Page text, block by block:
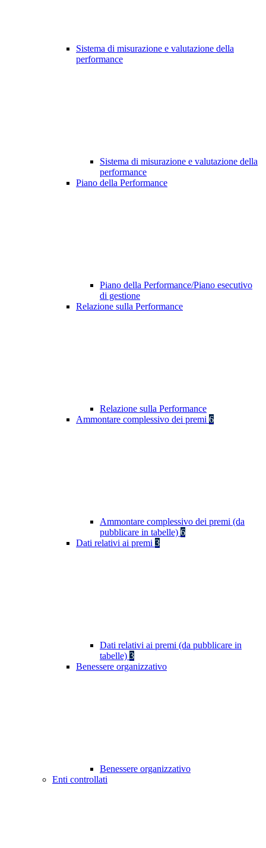
Sistema di misurazione e valutazione della
performance
Sistema di misurazione e valutazione della
performance
Piano della Performance
Piano della Performance/Piano esecutivo
di gestione
Relazione sulla Performance
Relazione sulla Performance
Ammontare complessivo dei premi 6
Ammontare complessivo dei premi (da
pubblicare in tabelle) 6
Dati relativi ai premi 3
Dati relativi ai premi (da pubblicare in
tabelle) 3
Benessere organizzativo
Benessere organizzativo
Enti controllati